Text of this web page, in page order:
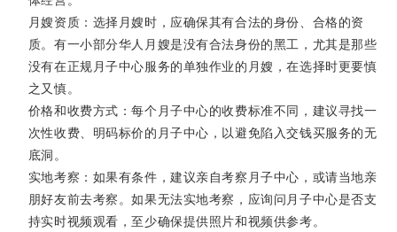
月嫂资质：选择月嫂时，应确保其有合法的身份、合格的资
质。有一小部分华人月嫂是没有合法身份的黑工，尤其是那些
没有在正规月子中心服务的单独作业的月嫂，在选择时更要慎
之又慎。
价格和收费方式：每个月子中心的收费标准不同，建议寻找一
次性收费、明码标价的月子中心，以避免陷入交钱买服务的无
底洞。
实地考察：如果有条件，建议亲自考察月子中心，或请当地亲
朋好友前去考察。如果无法实地考察，应询问月子中心是否支
持实时视频观看，至少确保提供照片和视频供参考。